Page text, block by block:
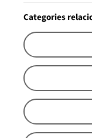
Categories